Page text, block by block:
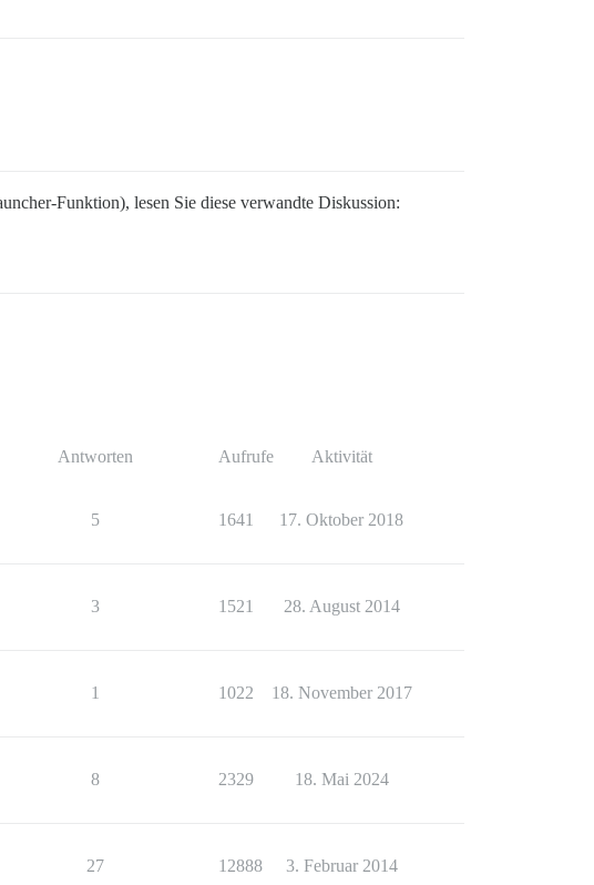
Funktion), lesen Sie diese verwandte Diskussion:
Antworten Aufrufe Aktivität
5 1641 17. Oktober 2018
3 1521 28. August 2014
1 1022 18. November 2017
8 2329 18. Mai 2024
27 12888 3. Februar 2014